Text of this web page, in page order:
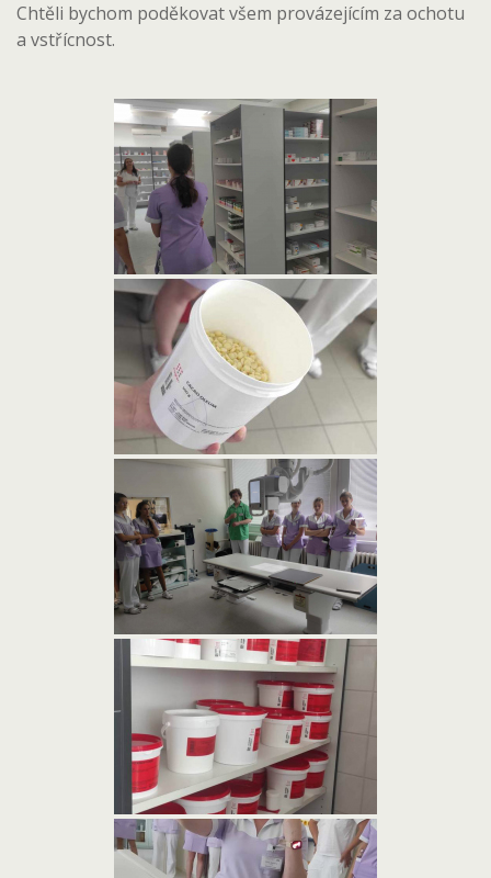
Chtěli bychom poděkovat všem provázejícím za ochotu
a vstřícnost.